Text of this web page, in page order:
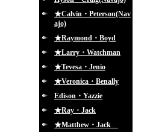
★Calvin・Peterson(Nav
ajo)
★Raymond・Boyd
★Larry・Watchman
★Tevesa・Jenio
★Veronica・Benally
Edison・Yazzie
★Ray・Jack
★Matthew・Jack